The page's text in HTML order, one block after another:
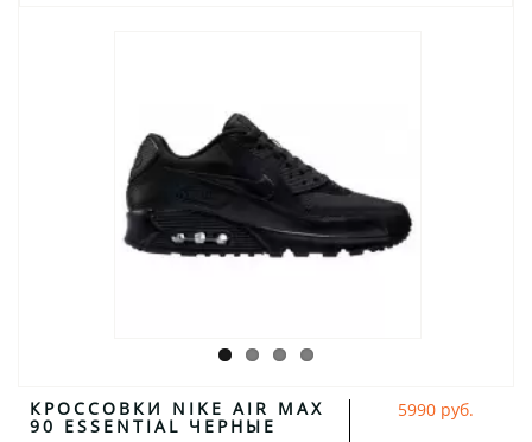
КРОССОВКИ NIKE AIR MAX
90 ESSENTIAL ЧЕРНЫЕ
5990 руб.